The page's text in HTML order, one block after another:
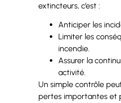
extincteurs, c’est :
Anticiper les
Limiter les
incendie.
Assurer la
activité.
Un simple contrôle
pertes importantes et